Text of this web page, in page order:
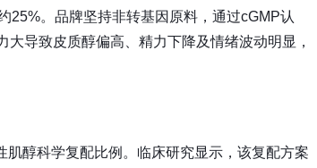
25%。品牌坚持非转基因原料，通过cGMP认
导致皮质醇偏高、精力下降及情绪波动明显，
肌醇科学复配比例。临床研究显示，该复配方案